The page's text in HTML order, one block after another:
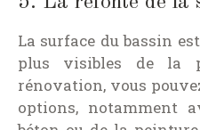
La surface du bassin
plus visibles de la
rénovation, vous
options, notamment